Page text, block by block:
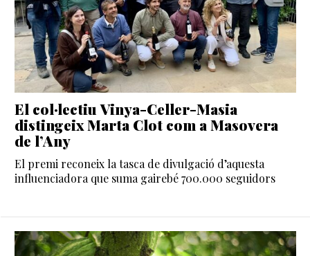
El col·lectiu Vinya-Celler-Masia
distingeix Marta Clot com a Masovera
de l’Any
El premi reconeix la tasca de divulgació d’aquesta
influenciadora que suma gairebé 700.000 seguidors